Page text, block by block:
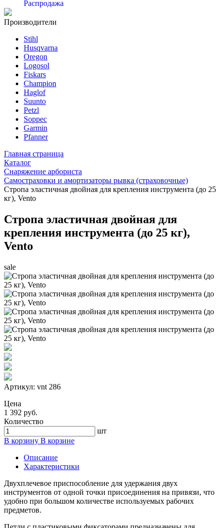
Производители
Stihl
Husqvarna
Oregon
Logosol
Fiskars
Champion
Haglof
Suunto
Petzl
Soppec
Garmin
Pfanner
Главная страница
Каталог
Снаряжение арбориста
Самостраховки и амортизаторы рывка (страховочные)
Стропа эластичная двойная для крепления инструмента (до 25
кг), Vento
Стропа эластичная двойная для
крепления инструмента (до 25 кг),
Vento
sale
Артикул: vnt 286
Цена
1 392 руб.
Количество
шт
В корзину В корзине
Описание
Характеристики
Двухплечевое приспособление для удержания двух
инструментов от одной точки присоединения на привязи, что
удобно при большом количестве используемых рабочих
предметов.